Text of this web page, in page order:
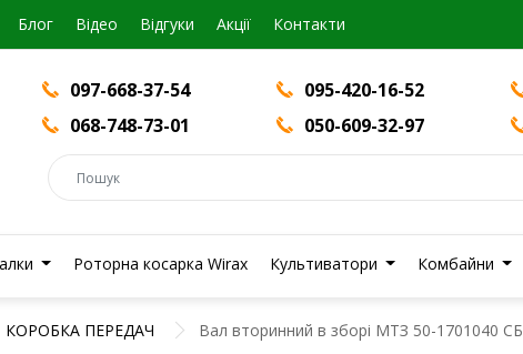
Блог Вiдео Відгуки Акції Контакти
097-668-37-54 095-420-16-52
068-748-73-01
050-609-32-97
Роторна косарка Wirax Культиватори Комбайни
КОРОБКА ПЕРЕДАЧ Вал вторинний в зборі МТЗ 50-1701040 СБ